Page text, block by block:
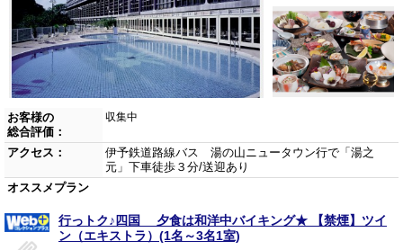
お客様の
総合評価：
収集中
アクセス：
伊予鉄道路線バス 湯の山ニュータウン行で「湯之
元」下車徒歩３分/送迎あり
オススメプラン
行っトク♪四国 夕食は和洋中バイキング★ 【禁煙】ツイ
ン（エキストラ）(1名～3名1室)